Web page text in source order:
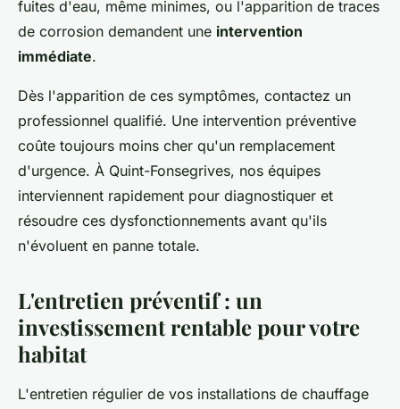
fuites d'eau, même minimes, ou l'apparition de traces
de corrosion demandent une intervention
immédiate.
Dès l'apparition de ces symptômes, contactez un
professionnel qualifié. Une intervention préventive
coûte toujours moins cher qu'un remplacement
d'urgence. À Quint-Fonsegrives, nos équipes
interviennent rapidement pour diagnostiquer et
résoudre ces dysfonctionnements avant qu'ils
n'évoluent en panne totale.
L'entretien préventif : un
investissement rentable pour votre
habitat
L'entretien régulier de vos installations de chauffage